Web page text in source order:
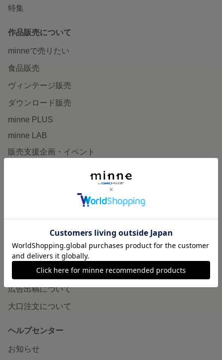
特集
作品販売について
minneで売りたい
食品販売
ヴィンテージ販売
ダウンロード販売
minne PLUS
minne LAB
販売支援企画・イベント
minneとものづくりと
minneの本
企業の方へ
広告出稿について
大口注文について
ヘルプセンター
お知らせ